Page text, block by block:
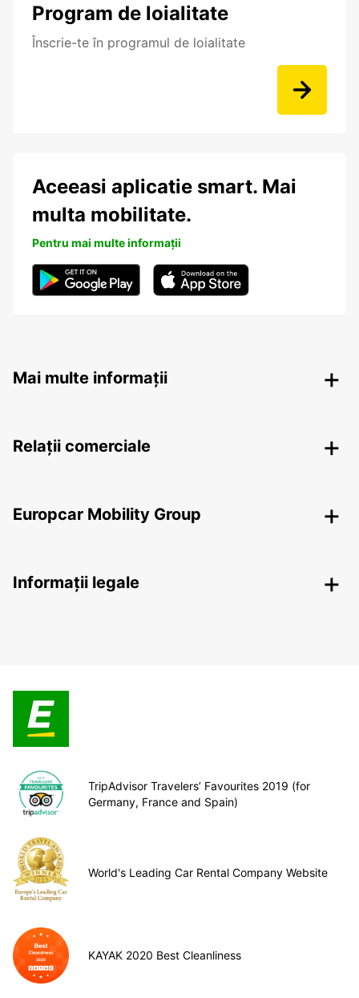
Program de loialitate
Înscrie-te în programul de loialitate
Aceeasi aplicatie smart. Mai
multa mobilitate.
Pentru mai multe informații
Mai multe informații
Relații comerciale
Europcar Mobility Group
Informații legale
TripAdvisor Travelers’ Favourites 2019 (for
Germany, France and Spain)
World's Leading Car Rental Company Website
KAYAK 2020 Best Cleanliness